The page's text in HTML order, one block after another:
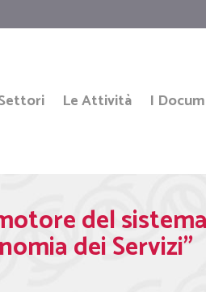
Le Attività I
del
dei Servizi”